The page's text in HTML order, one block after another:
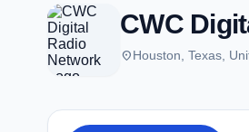
CWC
placeHouston, Texas,